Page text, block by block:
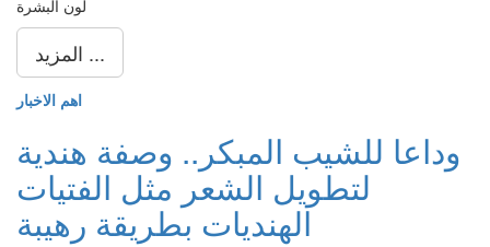
لون البشرة
المزيد ...
اهم الاخبار
وداعا للشيب المبكر.. وصفة هندية
لتطويل الشعر مثل الفتيات
الهنديات بطريقة رهيبة